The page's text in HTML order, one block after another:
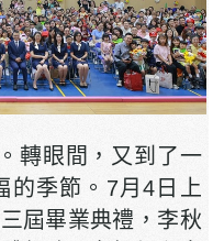
眼間，又到了一
的季節。7月4日上
屆畢業典禮，李秋